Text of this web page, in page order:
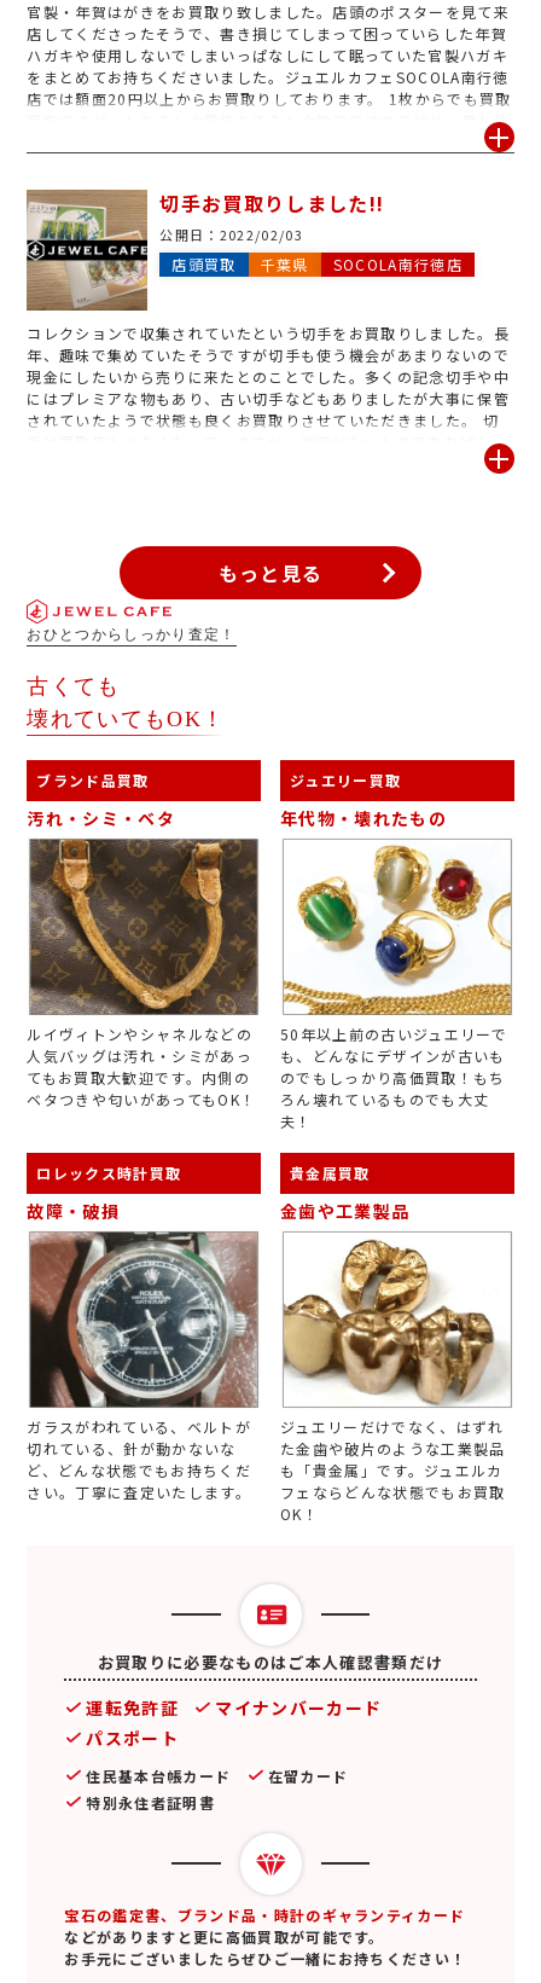
官製・年賀はがきをお買取り致しました。店頭のポスターを見て来
店してくださったそうで、書き損じてしまって困っていらした年賀
ハガキや使用しないでしまいっぱなしにして眠っていた官製ハガキ
をまとめてお持ちくださいました。ジュエルカフェSOCOLA南行徳
店では額面20円以上からお買取りしております。 1枚からでも買取
可能ですが、もちろん大量持ち込みも大歓迎ですのでぜひ一度お持
切手お買取りしました!!
公開日： 2022/02/03
店頭買取 千葉県 SOCOLA南行徳店
コレクションで収集されていたという切手をお買取りしました。長
年、趣味で集めていたそうですが切手も使う機会があまりないので
現金にしたいから売りに来たとのことでした。多くの記念切手や中
にはプレミアな物もあり、古い切手などもありましたが大事に保管
されていたようで状態も良くお買取りさせていただきました。 切
手は買取店も少なくなっていますが、消印がないものであればシー
トやバラ1枚からお買取りをしております。 大量持ち込みの際は多
もっと見る
おひとつからしっかり査定！
古くても
壊れていてもOK！
ブランド品買取
汚れ・シミ・ベタ
ルイヴィトンやシャネルなどの
人気バッグは汚れ・シミがあっ
てもお買取大歓迎です。内側の
ベタつきや匂いがあってもOK！
ジュエリー買取
年代物・壊れたもの
50年以上前の古いジュエリーで
も、どんなにデザインが古いも
のでもしっかり高価買取！もち
ろん壊れているものでも大丈
夫！
ロレックス時計買取
故障・破損
ガラスがわれている、ベルトが
切れている、針が動かないな
ど、どんな状態でもお持ちくだ
さい。丁寧に査定いたします。
貴金属買取
金歯や工業製品
ジュエリーだけでなく、はずれ
た金歯や破片のような工業製品
も「貴金属」です。ジュエルカ
フェならどんな状態でもお買取
OK！
お買取りに必要なものはご本人確認書類だけ
運転免許証
マイナンバーカード
パスポート
住民基本台帳カード
在留カード
特別永住者証明書
宝石の鑑定書、ブランド品・時計のギャランティカード
などがありますと更に高価買取が可能です。
お手元にございましたらぜひご一緒にお持ちください！